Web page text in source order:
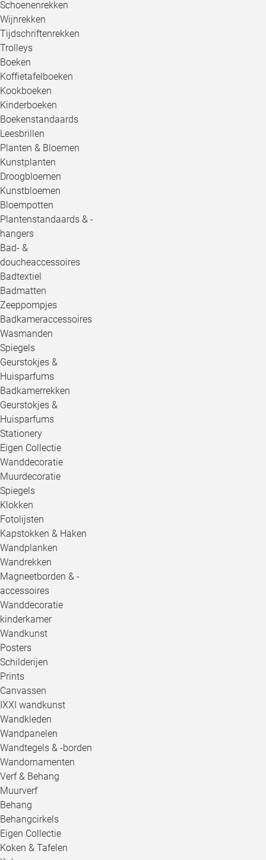
Schoenenrekken
Wijnrekken
Tijdschriftenrekken
Trolleys
Boeken
Koffietafelboeken
Kookboeken
Kinderboeken
Boekenstandaards
Leesbrillen
Planten & Bloemen
Kunstplanten
Droogbloemen
Kunstbloemen
Bloempotten
Plantenstandaards & -
hangers
Bad- &
doucheaccessoires
Badtextiel
Badmatten
Zeeppompjes
Badkameraccessoires
Wasmanden
Spiegels
Geurstokjes &
Huisparfums
Badkamerrekken
Geurstokjes &
Huisparfums
Stationery
Eigen Collectie
Wanddecoratie
Muurdecoratie
Spiegels
Klokken
Fotolijsten
Kapstokken & Haken
Wandplanken
Wandrekken
Magneetborden & -
accessoires
Wanddecoratie
kinderkamer
Wandkunst
Posters
Schilderijen
Prints
Canvassen
IXXI wandkunst
Wandkleden
Wandpanelen
Wandtegels & -borden
Wandornamenten
Verf & Behang
Muurverf
Behang
Behangcirkels
Eigen Collectie
Koken & Tafelen